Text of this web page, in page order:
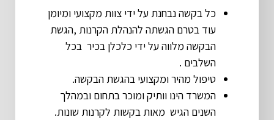
כל בקשה נבחנת על ידי צוות מקצועי ומיומן
עוד בטרם הגשתה להנהלת הקרנות ,הגשת
הבקשה מלווה על ידי כלכלן בכיר בכל
השלבים .
טיפול מהיר ומקצועי בהגשת הבקשה.
המשרד הינו וותיק ומוכר בתחום ובמהלך
השנים הגיש מאות בקשות לקרנות שונות.